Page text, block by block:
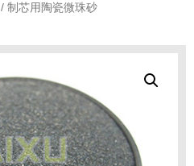
/ 制芯用陶瓷微珠砂